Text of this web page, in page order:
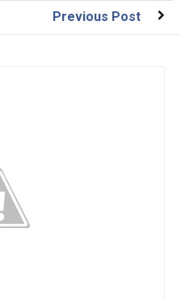
Previous Post